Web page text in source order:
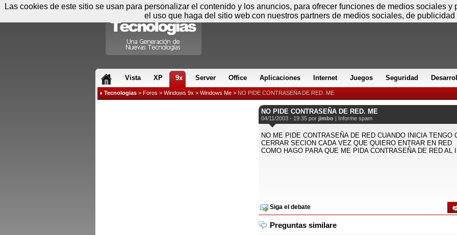
Vista XP 9x Server Office Aplicaciones Internet Juegos Seguridad
Tecnologias > Foros > Windows 9x > Windows Me > NO PIDE CONTRASEÑA DE RED. ME
NO PIDE CONTRASEÑA DE RED. ME
04/11/2003 - 19:35 por jimbo | Informe spam
NO ME PIDE CONTRASEÑA DE RED CUANDO INICIA TENGO
CERRAR SECION CADA VEZ QUE QUIERO ENTRAR EN RED
COMO HAGO PARA QUE ME PIDA CONTRASEÑA DE RED AL
Siga el debate
Preguntas similare
Las cookies de este sitio se usan para personalizar el contenido y los anuncios, para ofrecer funciones de medios sociales
el uso que haga del sitio web con nuestros partners de medios sociales, de